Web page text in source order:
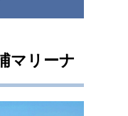
マリーナ